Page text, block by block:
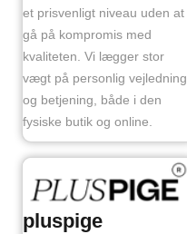
et prisvenligt niveau uden at
gå på kompromis med
kvaliteten. Vi lægger stor
vægt på personlig vejledning
og betjening, både i den
fysiske butik og online.
pluspige